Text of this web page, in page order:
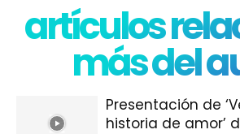
artículos
más del
Presentación de
historia de amor’